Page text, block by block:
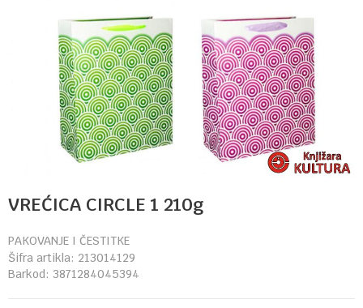
VREĆICA CIRCLE 1 210g
PAKOVANJE I ČESTITKE
Šifra artikla: 213014129
Barkod: 3871284045394